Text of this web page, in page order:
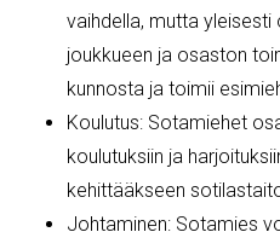
vaihdella, mutta yleisesti
joukkueen ja osaston
kunnosta ja toimii
Koulutus: Sotamiehet
koulutuksiin ja
kehittääkseen
Johtaminen: Sotamies